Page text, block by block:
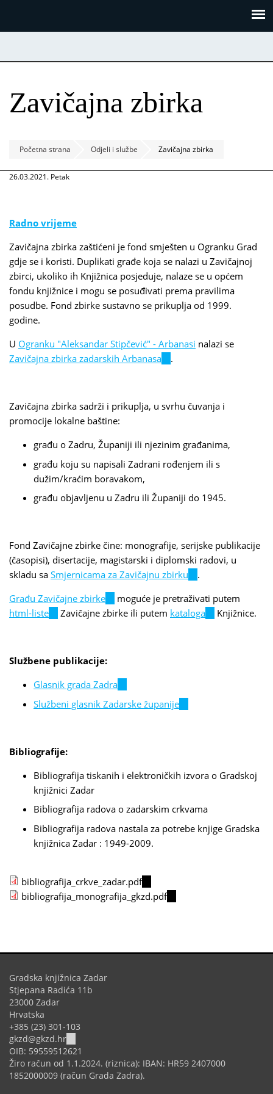
Zavičajna zbirka
Početna strana Odjeli i službe Zavičajna zbirka
26.03.2021. Petak
Radno vrijeme
Zavičajna zbirka zaštićeni je fond smješten u Ogranku Grad
gdje se i koristi. Duplikati građe koja se nalazi u Zavičajnoj
zbirci, ukoliko ih Knjižnica posjeduje, nalaze se u općem
fondu knjižnice i mogu se posuđivati prema pravilima
posudbe. Fond zbirke sustavno se prikuplja od 1999.
godine.
U Ogranku "Aleksandar Stipčević" - Arbanasi nalazi se
Zavičajna zbirka zadarskih Arbanasa (link.
Zavičajna zbirka sadrži i prikuplja, u svrhu čuvanja i
promocije lokalne baštine:
građu o Zadru, Županiji ili njezinim građanima,
građu koju su napisali Zadrani rođenjem ili s
dužim/kraćim boravakom,
građu objavljenu u Zadru ili Županiji do 1945.
Fond Zavičajne zbirke čine: monografije, serijske publikacije
(časopisi), disertacije, magistarski i diplomski radovi, u
skladu sa Smjernicama za Zavičajnu zbirku (link
external)
.
Građu Zavičajne zbirke (link
is
moguće je pretraživati putem
html-liste (linkZavičajne zbirke ili putem kataloga (linkKnjižnice.
Službene publikacije:
Glasnik grada Zadra
is
Službeni glasnik Zadarske županije
Bibliografije:
Bibliografija tiskanih i elektroničkih izvora o Gradskoj
knjižnici Zadar
Bibliografija radova o zadarskim crkvama
Bibliografija radova nastala za potrebe knjige Gradska
knjižnica Zadar : 1949-2009.
bibliografija_crkve_zadar.pdf
is
bibliografija_monografija_gkzd.pdf
Gradska knjižnica Zadar
Stjepana Radića 11b
23000 Zadar
Hrvatska
+385 (23) 301-103
gkzd@gkzd.hr
sends
e-
mail)
OIB: 59559512621
Žiro račun od 1.1.2024. (riznica): IBAN: HR59 2407000
1852000009 (račun Grada Zadra).